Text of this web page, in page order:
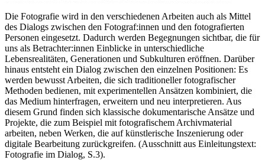
Die Fotografie wird in den verschiedenen Arbeiten auch als Mittel
des Dialogs zwischen den Fotograf:innen und den fotografierten
Personen eingesetzt. Dadurch werden Begegnungen sichtbar, die für
uns als Betrachter:innen Einblicke in unterschiedliche
Lebensrealitäten, Generationen und Subkulturen eröffnen. Darüber
hinaus entsteht ein Dialog zwischen den einzelnen Positionen: Es
werden bewusst Arbeiten, die sich traditioneller fotografischer
Methoden bedienen, mit experimentellen Ansätzen kombiniert, die
das Medium hinterfragen, erweitern und neu interpretieren. Aus
diesem Grund finden sich klassische dokumentarische Ansätze und
Projekte, die zum Beispiel mit fotografischem Archivmaterial
arbeiten, neben Werken, die auf künstlerische Inszenierung oder
digitale Bearbeitung zurückgreifen. (Ausschnitt aus Einleitungstext:
Fotografie im Dialog, S.3).